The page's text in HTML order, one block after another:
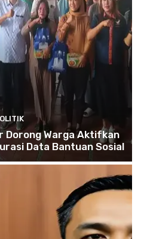
Dorong Warga Aktifkan
Data Bantuan Sosial